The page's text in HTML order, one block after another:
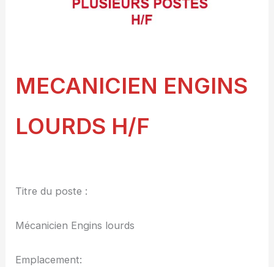
MECANICIEN ENGINS
LOURDS H/F
Titre du poste :
Mécanicien Engins lourds
Emplacement: